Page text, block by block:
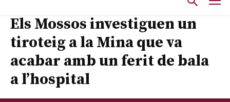
Els Mossos investiguen un
tiroteig a la Mina que va
acabar amb un ferit de bala
a l’hospital